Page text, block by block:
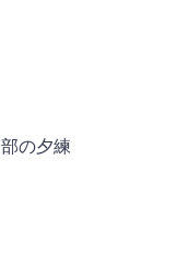
の夕練